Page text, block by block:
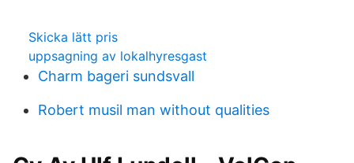
Skicka lätt pris
uppsagning av lokalhyresgast
Charm bageri sundsvall
Robert musil man without qualities